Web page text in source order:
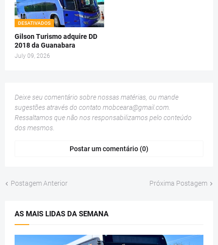
DESATIVADOS
Gilson Turismo adquire DD
2018 da Guanabara
July 09, 2026
Deixe seu comentário sobre nossas matérias, ou mande
sugestões através do contato mobceara@gmail.com
Ressaltamos que não nos responsabilizamos pelo conteúdo
dos mesmos.
Postar um comentário (0)
Postagem Anterior Próxima Postagem
AS MAIS LIDAS DA SEMANA